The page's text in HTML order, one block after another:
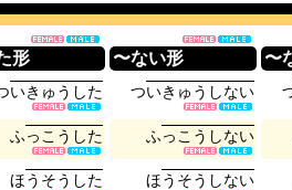
形 〜ない形 〜
いき ゅ う した ついき ゅ う しない
ふっ こ う した ふっ こ う しない
ほう そう した ほう そう しない